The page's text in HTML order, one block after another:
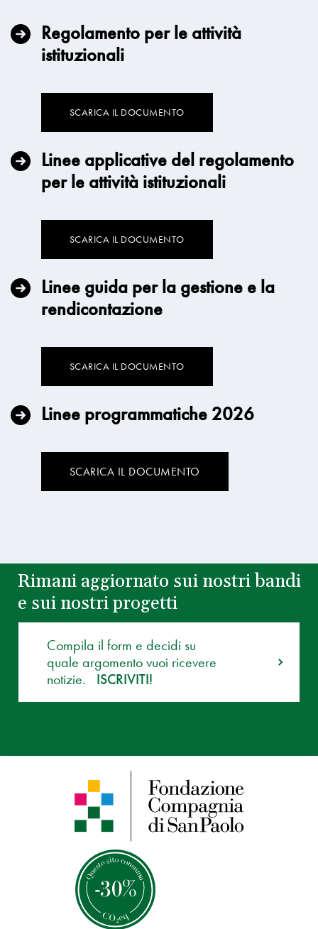
Regolamento per le attività
istituzionali
SCARICA IL DOCUMENTO
Linee applicative del regolamento
per le attività istituzionali
SCARICA IL DOCUMENTO
Linee guida per la gestione e la
rendicontazione
SCARICA IL DOCUMENTO
Linee programmatiche 2026
SCARICA IL DOCUMENTO
Rimani aggiornato sui nostri bandi
e sui nostri progetti
Compila il form e decidi su
quale argomento vuoi ricevere
notizie.
ISCRIVITI!